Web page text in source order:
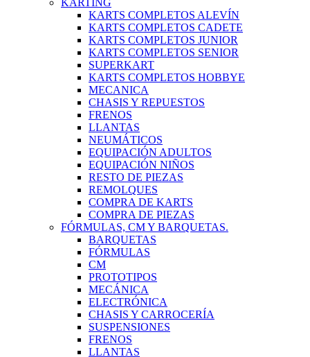
KARTING
KARTS COMPLETOS ALEVÍN
KARTS COMPLETOS CADETE
KARTS COMPLETOS JUNIOR
KARTS COMPLETOS SENIOR
SUPERKART
KARTS COMPLETOS HOBBYE
MECANICA
CHASIS Y REPUESTOS
FRENOS
LLANTAS
NEUMÁTICOS
EQUIPACIÓN ADULTOS
EQUIPACIÓN NIÑOS
RESTO DE PIEZAS
REMOLQUES
COMPRA DE KARTS
COMPRA DE PIEZAS
FÓRMULAS, CM Y BARQUETAS.
BARQUETAS
FÓRMULAS
CM
PROTOTIPOS
MECÁNICA
ELECTRÓNICA
CHASIS Y CARROCERÍA
SUSPENSIONES
FRENOS
LLANTAS